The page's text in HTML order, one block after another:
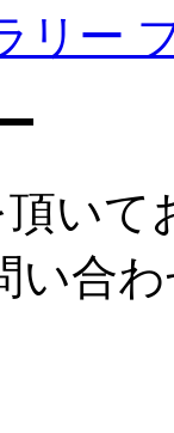
リー
いて
い合